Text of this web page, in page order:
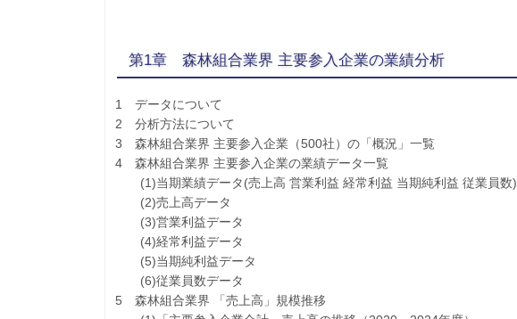
第1章 森林組合業界 主要参入企業の業績分析
1 データについて
2 分析方法について
3 森林組合業界 主要参入企業（500社）の「概況」一覧
4 森林組合業界 主要参入企業の業績データ一覧
(1)当期業績データ(売上高 営業利益 経常利益 当期純利益 従業員数)
(2)売上高データ
(3)営業利益データ
(4)経常利益データ
(5)当期純利益データ
(6)従業員数データ
5 森林組合業界 「売上高」規模推移